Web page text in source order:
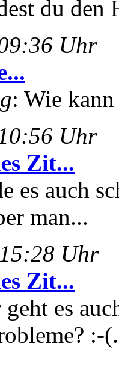
du den
Uhr
: Wie
Uhr
Zit...
es auch
man...
Uhr
Zit...
es
:-